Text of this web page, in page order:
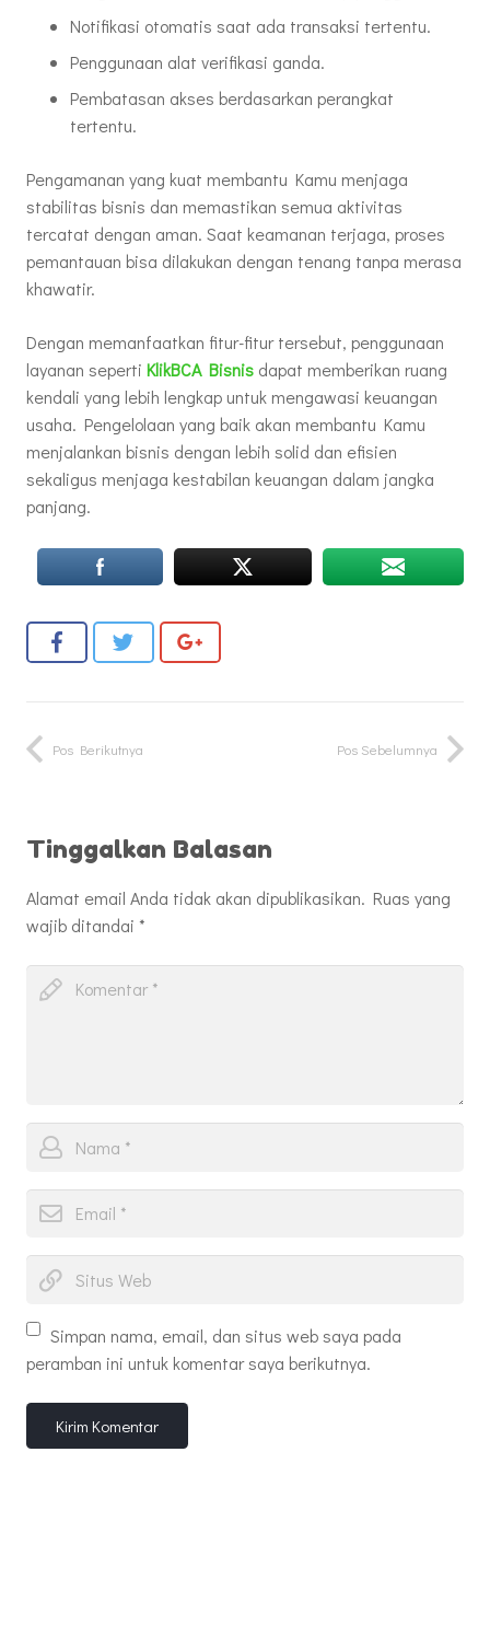
Notifikasi otomatis saat ada transaksi tertentu.
Penggunaan alat verifikasi ganda.
Pembatasan akses berdasarkan perangkat
tertentu.
Pengamanan yang kuat membantu Kamu menjaga
stabilitas bisnis dan memastikan semua aktivitas
tercatat dengan aman. Saat keamanan terjaga, proses
pemantauan bisa dilakukan dengan tenang tanpa merasa
khawatir.
Dengan memanfaatkan fitur-fitur tersebut, penggunaan
layanan seperti KlikBCA Bisnis dapat memberikan ruang
kendali yang lebih lengkap untuk mengawasi keuangan
usaha. Pengelolaan yang baik akan membantu Kamu
menjalankan bisnis dengan lebih solid dan efisien
sekaligus menjaga kestabilan keuangan dalam jangka
panjang.
Pos Sebelumnya
Pos Berikutnya
Tinggalkan Balasan
Alamat email Anda tidak akan dipublikasikan. Ruas yang
wajib ditandai *
Simpan nama, email, dan situs web saya pada
peramban ini untuk komentar saya berikutnya.
Kirim Komentar